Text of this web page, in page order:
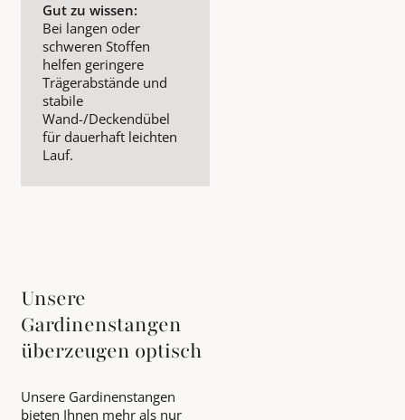
Gut zu wissen:
Bei langen oder
schweren Stoffen
helfen geringere
Trägerabstände und
stabile
Wand-/Deckendübel
für dauerhaft leichten
Lauf.
Unsere
Gardinenstangen
überzeugen optisch
Unsere Gardinenstangen
bieten Ihnen mehr als nur